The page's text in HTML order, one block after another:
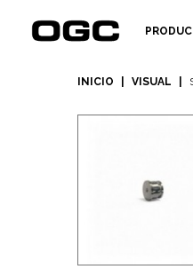
INICIO VISUAL